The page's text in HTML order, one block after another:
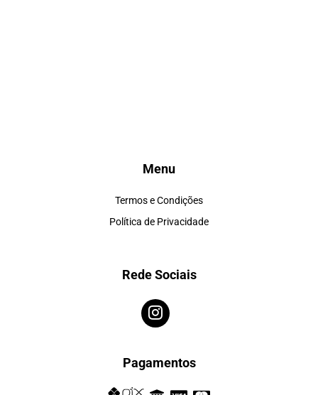
Menu
Termos e Condições
Política de Privacidade
Rede Sociais
Pagamentos